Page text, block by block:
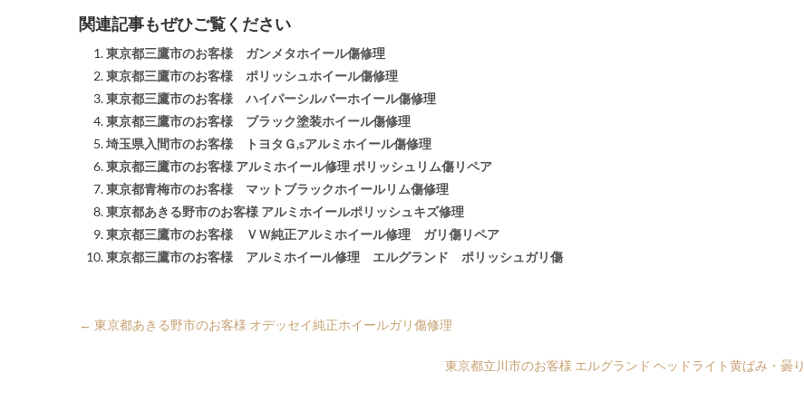
関連記事もぜひご覧ください
東京都三鷹市のお客様 ガンメタホイール傷修理
東京都三鷹市のお客様 ポリッシュホイール傷修理
東京都三鷹市のお客様 ハイパーシルバーホイール傷修理
東京都三鷹市のお客様 ブラック塗装ホイール傷修理
埼玉県入間市のお客様 トヨタＧ,sアルミホイール傷修理
東京都三鷹市のお客様 アルミホイール修理 ポリッシュリム傷リペア
東京都青梅市のお客様 マットブラックホイールリム傷修理
東京都あきる野市のお客様 アルミホイールポリッシュキズ修理
東京都三鷹市のお客様 ＶＷ純正アルミホイール修理 ガリ傷リペア
東京都三鷹市のお客様 アルミホイール修理 エルグランド ポリッシュガリ傷
← 東京都あきる野市のお客様 オデッセイ純正ホイールガリ傷修理
東京都立川市のお客様 エルグランド ヘッドライト黄ばみ・曇り